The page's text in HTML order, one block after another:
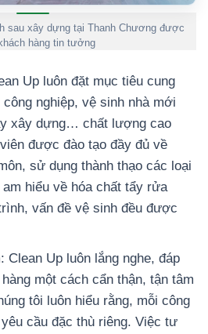
sau xây dựng tại Thanh Chương được
hàng tin tưởng
Up luôn đặt mục tiêu cung
nghiệp, vệ sinh nhà mới
xây dựng… chất lượng cao
được đào tạo đầy đủ về
sử dụng thành thạo các loại
hiểu về hóa chất tẩy rửa
vấn đề vệ sinh đều được
Clean Up luôn lắng nghe, đáp
một cách cẩn thận, tận tâm
tôi luôn hiểu rằng, mỗi công
cầu đặc thù riêng. Việc tư